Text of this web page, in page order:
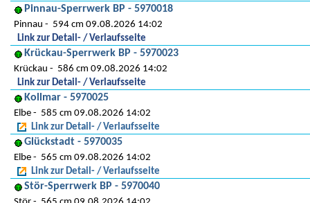
Pinnau-Sperrwerk BP - 5970018
Pinnau
594 cm 09.08.2026 14:02
Link zur Detail- / Verlaufsseite
Krückau-Sperrwerk BP - 5970023
Krückau
586 cm 09.08.2026 14:02
Link zur Detail- / Verlaufsseite
Kollmar - 5970025
Elbe
585 cm 09.08.2026 14:02
Link zur Detail- / Verlaufsseite
Glückstadt - 5970035
Elbe
565 cm 09.08.2026 14:02
Link zur Detail- / Verlaufsseite
Stör-Sperrwerk BP - 5970040